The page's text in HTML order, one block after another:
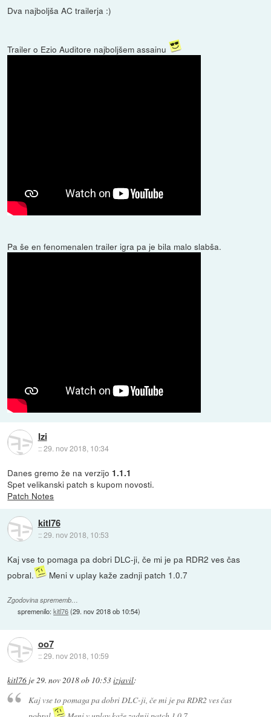
Dva najboljša AC trailerja :)
Trailer o Ezio Auditore najboljšem assainu
Pa še en fenomenalen trailer igra pa je bila malo slabša.
Izi
::29. nov 2018, 10:34
Danes gremo že na verzijo 1.1.1
Spet velikanski patch s kupom novosti.
Patch Notes
kitl76
::29. nov 2018, 10:53
Kaj vse to pomaga pa dobri DLC-ji, če mi je pa RDR2 ves čas
pobral.
Meni v uplay kaže zadnji patch 1.0.7
Zgodovina sprememb…
spremenilo:kitl76(29. nov 2018 ob 10:54)
oo7
::29. nov 2018, 10:59
kitl76 je29. nov 2018 ob 10:53izjavil:
Kaj vse to pomaga pa dobri DLC-ji, če mi je pa RDR2 ves čas